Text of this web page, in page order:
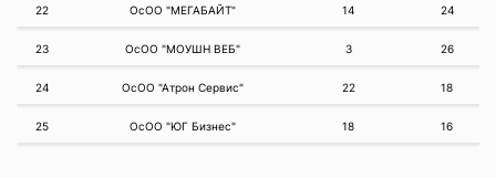
22 ОсОО "МЕГАБАЙТ" 14 24
23 ОсОО "МОУШН ВЕБ" 3 26
24 ОсОО "Атрон Сервис" 22 18
25 ОсОО "ЮГ Бизнес" 18 16